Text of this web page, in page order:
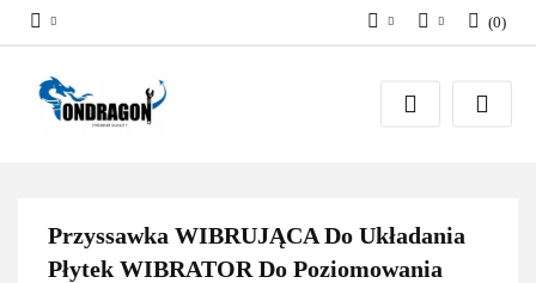
PLNZaloguj się
Załóż konto
(0)
Przyssawka WIBRUJĄCA Do Układania
Płytek WIBRATOR Do Poziomowania